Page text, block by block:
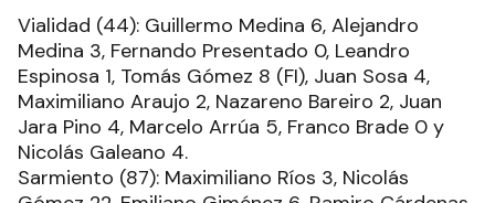
Vialidad (44): Guillermo Medina 6, Alejandro
Medina 3, Fernando Presentado 0, Leandro
Espinosa 1, Tomás Gómez 8 (FI), Juan Sosa 4,
Maximiliano Araujo 2, Nazareno Bareiro 2, Juan
Jara Pino 4, Marcelo Arrúa 5, Franco Brade 0 y
Nicolás Galeano 4.
Sarmiento (87): Maximiliano Ríos 3, Nicolás